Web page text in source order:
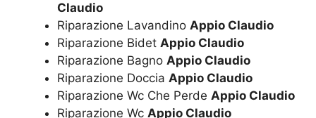
Claudio
Riparazione Lavandino Appio Claudio
Riparazione Bidet Appio Claudio
Riparazione Bagno Appio Claudio
Riparazione Doccia Appio Claudio
Riparazione Wc Che Perde Appio Claudio
Riparazione Wc Appio Claudio